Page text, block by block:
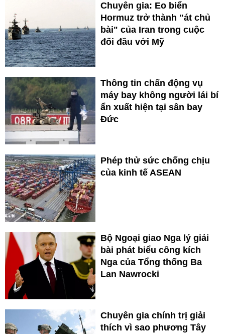
Chuyên gia: Eo biển
Hormuz trở thành "át chủ
bài" của Iran trong cuộc
đối đầu với Mỹ
Thông tin chấn động vụ
máy bay không người lái bí
ẩn xuất hiện tại sân bay
Đức
Phép thử sức chống chịu
của kinh tế ASEAN
Bộ Ngoại giao Nga lý giải
bài phát biểu công kích
Nga của Tổng thống Ba
Lan Nawrocki
Chuyên gia chính trị giải
thích vì sao phương Tây